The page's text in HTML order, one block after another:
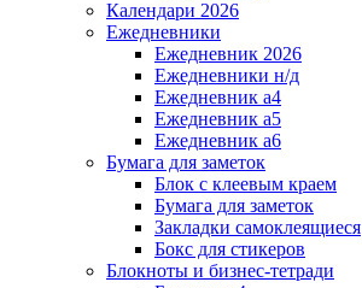
Календари 2026
Ежедневники
Ежедневник 2026
Ежедневники н/д
Ежедневник а4
Ежедневник а5
Ежедневник а6
Бумага для заметок
Блок с клеевым краем
Бумага для заметок
Закладки самоклеящиеся
Бокс для стикеров
Блокноты и бизнес-тетради